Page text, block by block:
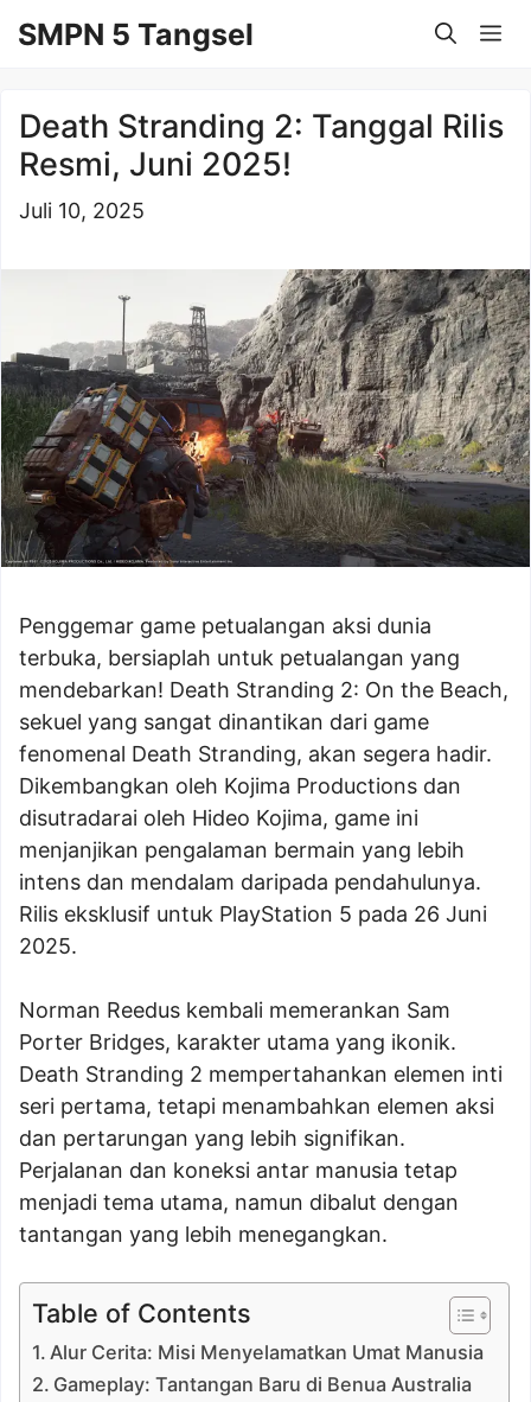
keSMPN 5 Tangsel
Death Stranding 2: Tanggal Rilis
Resmi, Juni 2025!
Juli 10, 2025
Penggemar game petualangan aksi dunia
terbuka, bersiaplah untuk petualangan yang
mendebarkan! Death Stranding 2: On the Beach,
sekuel yang sangat dinantikan dari game
fenomenal Death Stranding, akan segera hadir.
Dikembangkan oleh Kojima Productions dan
disutradarai oleh Hideo Kojima, game ini
menjanjikan pengalaman bermain yang lebih
intens dan mendalam daripada pendahulunya.
Rilis eksklusif untuk PlayStation 5 pada 26 Juni
2025.
Norman Reedus kembali memerankan Sam
Porter Bridges, karakter utama yang ikonik.
Death Stranding 2 mempertahankan elemen inti
seri pertama, tetapi menambahkan elemen aksi
dan pertarungan yang lebih signifikan.
Perjalanan dan koneksi antar manusia tetap
menjadi tema utama, namun dibalut dengan
tantangan yang lebih menegangkan.
Table of Contents
Alur Cerita: Misi Menyelamatkan Umat Manusia
Gameplay: Tantangan Baru di Benua Australia